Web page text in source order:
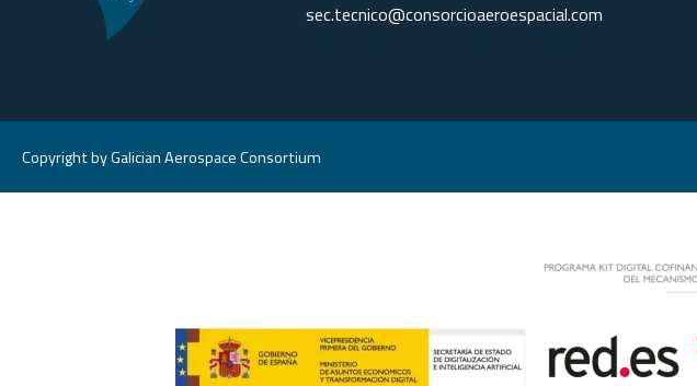
sec.tecnico@consorcioaeroespacial.com
Copyright by Galician Aerospace Consortium